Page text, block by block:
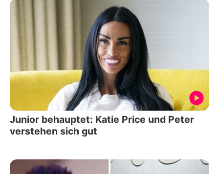
Junior behauptet: Katie Price und Peter
verstehen sich gut